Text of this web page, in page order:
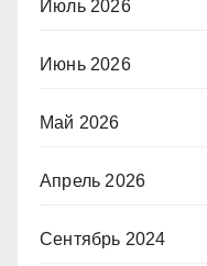
Июль 2026
Июнь 2026
Май 2026
Апрель 2026
Сентябрь 2024